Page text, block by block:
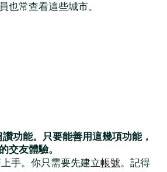
也常查看這些城市。
功能。只要能善用這幾項功能，
交友體驗。
手。你只需要先建立帳號。記得